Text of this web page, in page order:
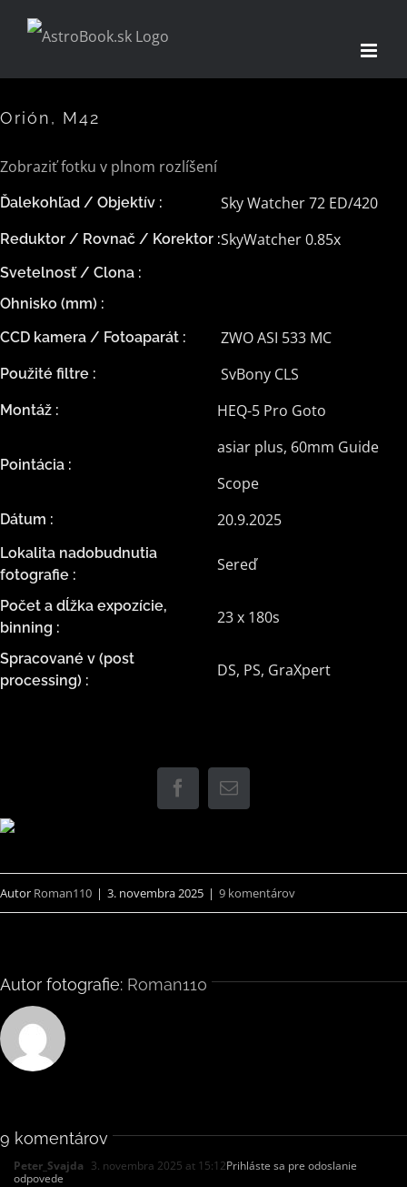
Orión, M42
Zobraziť fotku v plnom rozlíšení
Ďalekohľad / Objektív : Sky Watcher 72 ED/420
Reduktor / Rovnač / Korektor :SkyWatcher 0.85x
Svetelnosť / Clona :
Ohnisko (mm) :
CCD kamera / Fotoaparát :
ZWO ASI 533 MC
Použité filtre : SvBony CLS
Montáž : HEQ-5 Pro Goto
Pointácia :
asiar plus, 60mm Guide
Scope
Dátum : 20.9.2025
Lokalita nadobudnutia
fotografie :
Sereď
Počet a dĺžka expozície,
binning :
23 x 180s
Spracované v (post
processing) :
DS, PS, GraXpert
FacebookEmail
Autor Roman110 | 3. novembra 2025 | 9 komentárov
Autor fotografie: Roman110
9 komentárov
Peter_Svajda 3. novembra 2025 at 15:12Prihláste sa pre odoslanie
odpovede